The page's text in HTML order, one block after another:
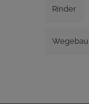
Rinder
Wegebau